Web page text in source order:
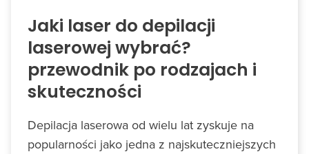
Jaki laser do depilacji
laserowej wybrać?
przewodnik po rodzajach i
skuteczności
Depilacja laserowa od wielu lat zyskuje na
popularności jako jedna z najskuteczniejszych